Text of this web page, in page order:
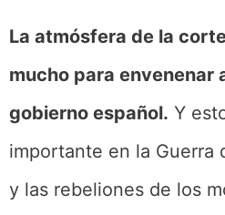
La atmósfera de la
mucho para envenenar
gobierno español. Y
importante en la Guerra
y las rebeliones de los